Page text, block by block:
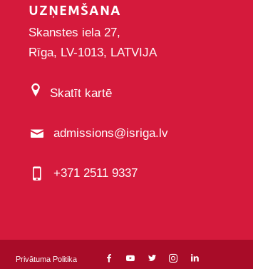
UZŅEMŠANA
Skanstes iela 27,
Rīga, LV-1013, LATVIJA
Skatīt kartē
admissions@isriga.lv
+371 2511 9337
Privātuma Politika